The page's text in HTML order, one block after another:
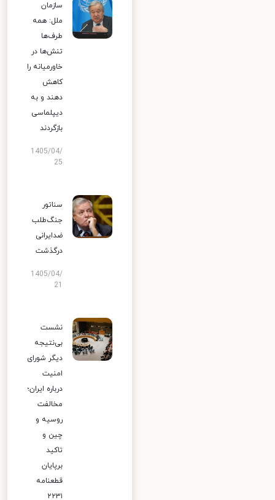
سازمان
ملل: همه
طرف‌ها
تنش‌ها در
خاورمیانه را
کاهش
دهند و به
دیپلماسی
بازگردند
1405/04/
25
سناتور
جنگ‌طلب
ضدایرانی
درگذشت
1405/04/
نشست
بی‌نتیجه
دیگر شورای
امنیت
درباره ایران؛
مخالفت
روسیه و
چین و
تاکید
برپایان
قطعنامه
۲۲۳۱